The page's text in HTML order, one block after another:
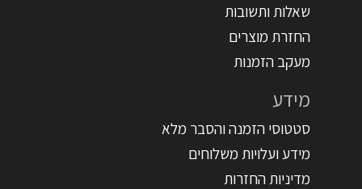
שאלות ותשובות
החזרת מוצרים
מעקב הזמנות
מידע
סטטוסי הזמנה והסבר מלא
מידע ועלויות משלוחים
מדיניות החזרות